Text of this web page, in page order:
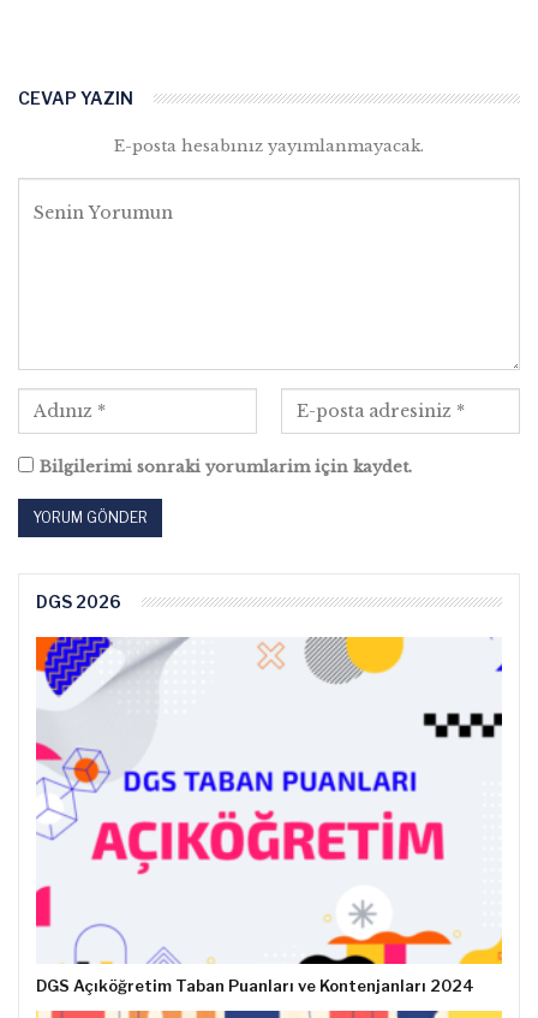
CEVAP YAZIN
E-posta hesabınız yayımlanmayacak.
Bilgilerimi sonraki yorumlarim için kaydet.
DGS 2026
DGS Açıköğretim Taban Puanları ve Kontenjanları 2024